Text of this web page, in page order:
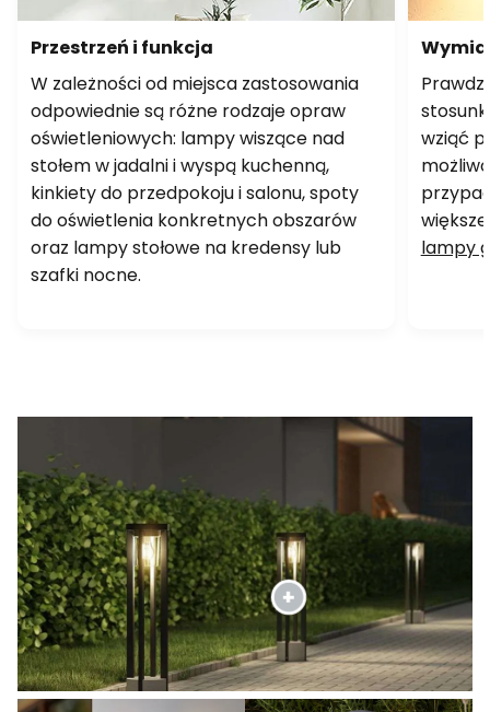
Przestrzeń i funkcja
W zależności od miejsca zastosowania
odpowiednie są różne rodzaje opraw
oświetleniowych: lampy wiszące nad
stołem w jadalni i wyspą kuchenną,
kinkiety do przedpokoju i salonu, spoty
do oświetlenia konkretnych obszarów
oraz lampy stołowe na kredensy lub
szafki nocne.
wziąć
lampy